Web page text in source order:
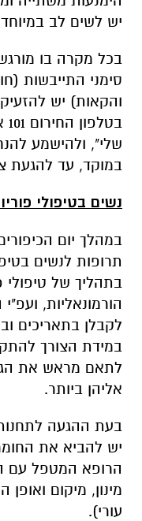
יש לשים לב במיוחד
בכל מקרה בו
סימני התייבשות
והקאות) יש
שלי", ולהישמע
במוקד, עד להגעת
נשים בטיפולי
במהלך יום
תרופות לנשים
בתהליך של טיפולי
הורמונאליות,
לקבלן בתאריכים
לתאם מראש את
אליהן ביותר.
בעת ההגעה
יש להביא את
הרופא המטפל עם
מינון, מיקום
עורי).